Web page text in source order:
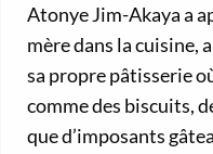
Atonye Jim-Akaya a
mère dans la cuisine,
sa propre pâtisserie
comme des biscuits,
que d’imposants